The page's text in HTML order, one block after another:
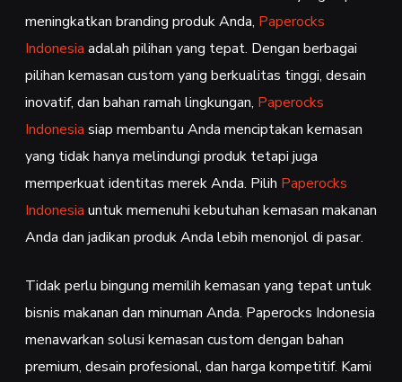
meningkatkan branding produk Anda, Paperocks
Indonesia adalah pilihan yang tepat. Dengan berbagai
pilihan kemasan custom yang berkualitas tinggi, desain
inovatif, dan bahan ramah lingkungan, Paperocks
Indonesia siap membantu Anda menciptakan kemasan
yang tidak hanya melindungi produk tetapi juga
memperkuat identitas merek Anda. Pilih Paperocks
Indonesia untuk memenuhi kebutuhan kemasan makanan
Anda dan jadikan produk Anda lebih menonjol di pasar.
Tidak perlu bingung memilih kemasan yang tepat untuk
bisnis makanan dan minuman Anda. Paperocks Indonesia
menawarkan solusi kemasan custom dengan bahan
premium, desain profesional, dan harga kompetitif. Kami